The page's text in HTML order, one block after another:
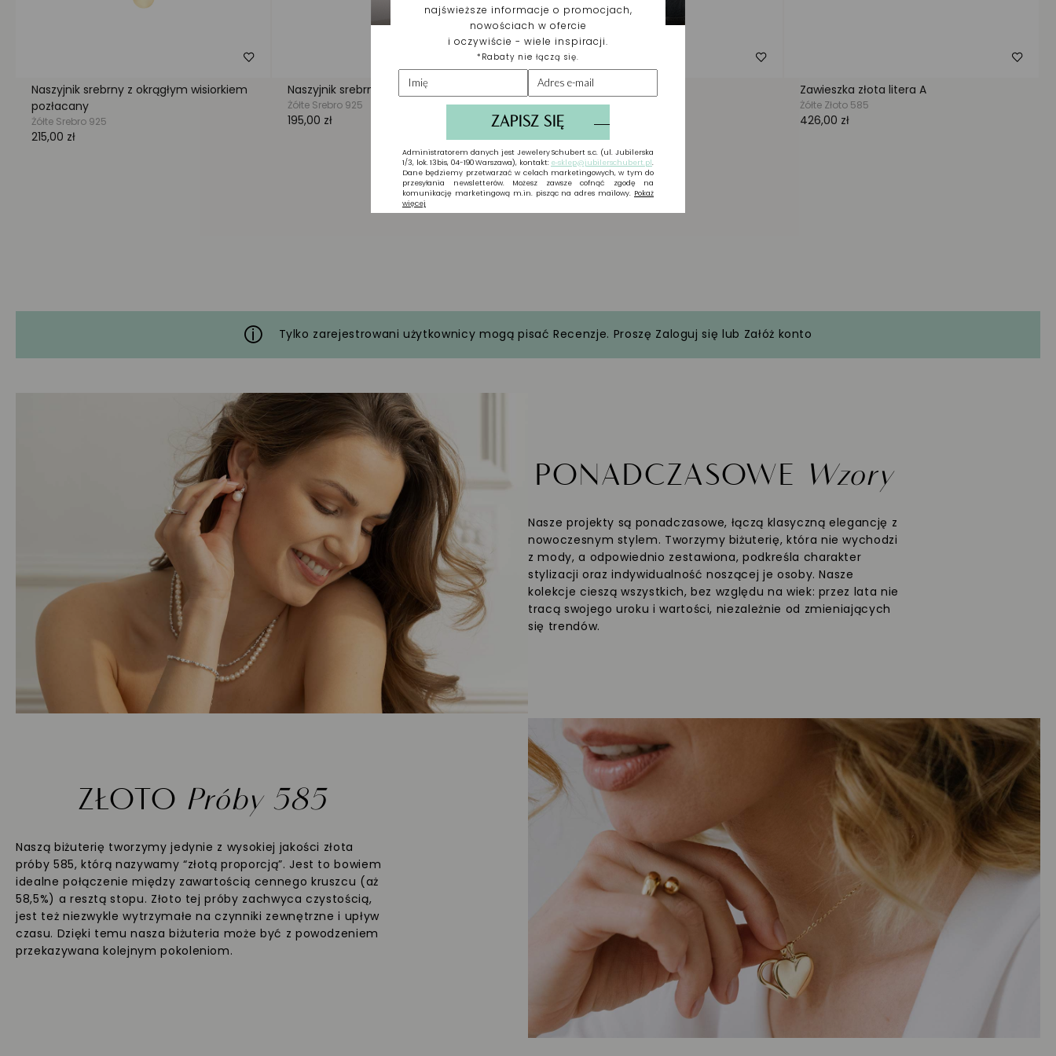
Tylko zarejestrowani użytkownicy mogą pisać Recenzje. Proszę Zaloguj się lub Załóż konto
PONADCZASOWE Wzory
Nasze projekty są ponadczasowe, łączą klasyczną elegancję z
nowoczesnym stylem. Tworzymy biżuterię, która nie wychodzi
z mody, a odpowiednio zestawiona, podkreśla charakter
stylizacji oraz indywidualność noszącej je osoby. Nasze
kolekcje cieszą wszystkich, bez względu na wiek: przez lata nie
tracą swojego uroku i wartości, niezależnie od zmieniających
się trendów.
ZŁOTO Próby 585
Naszą biżuterię tworzymy jedynie z wysokiej jakości złota
próby 585, którą nazywamy “złotą proporcją”. Jest to bowiem
idealne połączenie między zawartością cennego kruszcu (aż
58,5%) a resztą stopu. Złoto tej próby zachwyca czystością,
jest też niezwykle wytrzymałe na czynniki zewnętrzne i upływ
czasu. Dzięki temu nasza biżuteria może być z powodzeniem
przekazywana kolejnym pokoleniom.